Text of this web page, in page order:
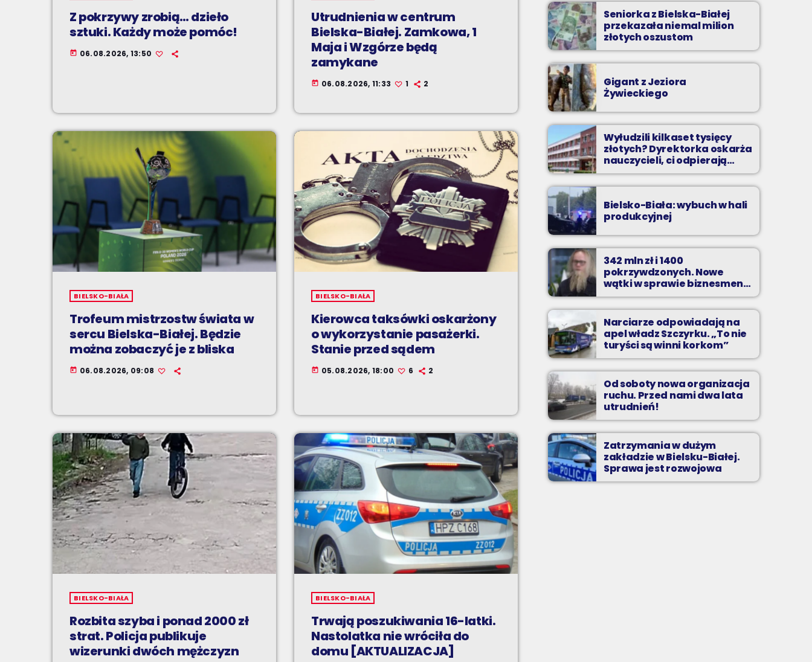
Z pokrzywy zrobią… dzieło
sztuki. Każdy może pomóc!
today 06.08.2026, 13:50
Utrudnienia w centrum
Bielska-Białej. Zamkowa, 1
Maja i Wzgórze będą
zamykane
today 06.08.2026, 11:33 1 2
BIELSKO-BIAŁA
Trofeum mistrzostw świata w
sercu Bielska-Białej. Będzie
można zobaczyć je z bliska
today 06.08.2026, 09:08
BIELSKO-BIAŁA
Kierowca taksówki oskarżony
o wykorzystanie pasażerki.
Stanie przed sądem
today 05.08.2026, 18:00 6 2
BIELSKO-BIAŁA
Rozbita szyba i ponad 2000 zł
strat. Policja publikuje
wizerunki dwóch mężczyzn
BIELSKO-BIAŁA
Trwają poszukiwania 16-latki.
Nastolatka nie wróciła do
domu [AKTUALIZACJA]
Seniorka z Bielska-Białej
przekazała niemal milion
złotych oszustom
Gigant z Jeziora
Żywieckiego
Wyłudzili kilkaset tysięcy
złotych? Dyrektorka oskarża
nauczycieli, ci odpierają
zarzuty
Bielsko-Biała: wybuch w hali
produkcyjnej
342 mln zł i 1400
pokrzywdzonych. Nowe
wątki w sprawie biznesmena
z Bielska-Białej
Narciarze odpowiadają na
apel władz Szczyrku. „To nie
turyści są winni korkom”
Od soboty nowa organizacja
ruchu. Przed nami dwa lata
utrudnień!
Zatrzymania w dużym
zakładzie w Bielsku-Białej.
Sprawa jest rozwojowa